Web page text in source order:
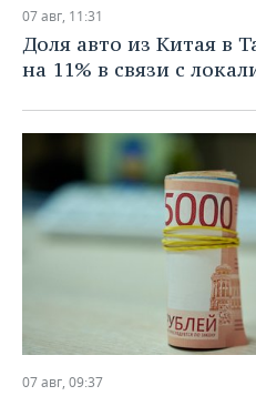
07 авг, 11:31
Доля авто из Китая в
на 11% в связи с
07 авг, 09:37